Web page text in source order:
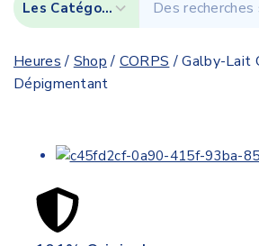
Heures/ Shop/ CORPS/Galby-Lait
Dépigmentant